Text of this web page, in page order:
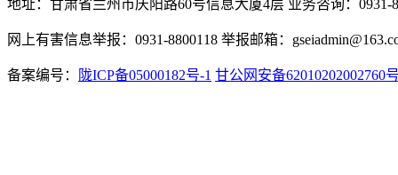
地址：甘肃省兰州市庆阳路60号信息大厦4层 业务咨询：0931-
网上有害信息举报：0931-8800118 举报邮箱：
备案编号： 陇ICP备05000182号-1 甘公网安备62010202002760号